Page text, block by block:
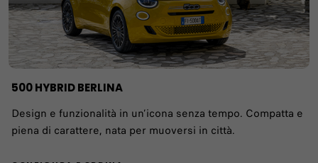
500 HYBRID BERLINA ​
Design e funzionalità in un’icona senza tempo. Compatta e
piena di carattere, nata per muoversi in città.